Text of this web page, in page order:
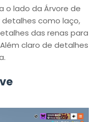
o lado da Árvore de
como laço,
das renas para
claro de detalhes